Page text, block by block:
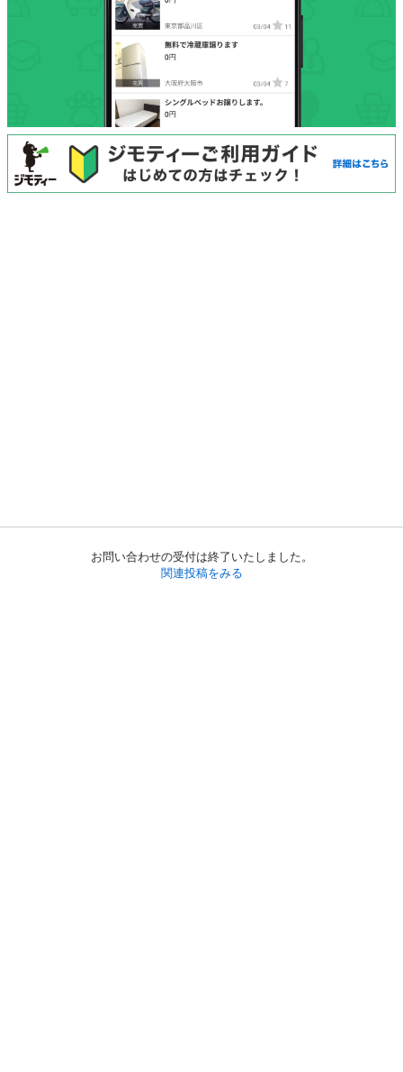
お問い合わせの受付は終了いたしました。
関連投稿をみる